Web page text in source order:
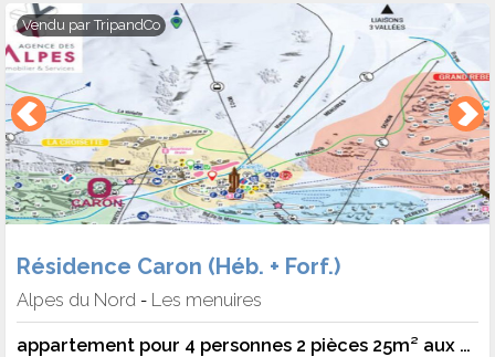
Vendu parTripandCo
Résidence Caron (Héb. + Forf.)
Alpes du Nord - Les menuires
appartement pour 4 personnes 2 pièces 25m² aux Menuires - 4 pers. - 25m2 - TV